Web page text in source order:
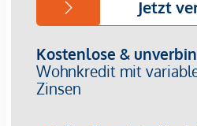
50 m² WFL | 48 m² Terrasse |
Hier treffen moderne Architektur
auf charmanten Raum zusammen.
Die großzügige Terrasse und der